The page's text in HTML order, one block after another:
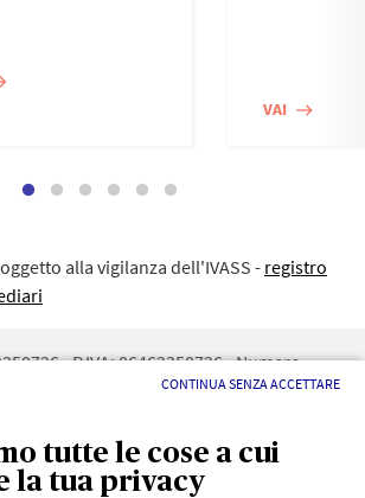
tutte le cose a cui
la tua privacy
CONTINUA SENZA ACCETTARE
VAI east
alla vigilanza dell'IVASS - registro
- P.IVA: 06462350726 - Numero
- RUI: A000101117 - CAPITALE SOCIALE:
registro imprese di BA :
AXATRANI@OPEN.LEGALMAIL.IT